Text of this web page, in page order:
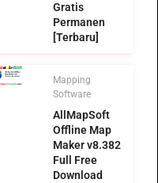
Gratis
Permanen
[Terbaru]
Mapping
Software
AllMapSoft
Offline Map
Maker v8.382
Full Free
Download